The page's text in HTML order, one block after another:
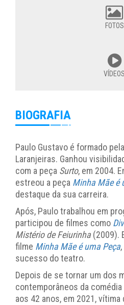
FOTOS
VÍDEOS
BIOGRAFIA
Paulo Gustavo é formado
Laranjeiras. Ganhou
com a peça Surto, em 2004.
estreou a peça Minha Mãe é
destaque da sua carreira.
Após, Paulo trabalhou em
participou de filmes como
Mistério de Feiurinha(2009).
filme Minha Mãe é uma Peça
sucesso do teatro.
Depois de se tornar um dos
contemporâneos da
aos 42 anos, em 2021, vítima